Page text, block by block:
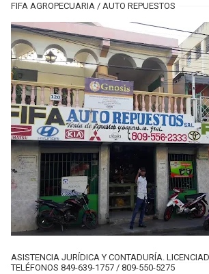
FIFA AGROPECUARIA / AUTO REPUESTOS
ASISTENCIA JURÍDICA Y CONTADURÍA.
TELÉFONOS 849-639-1757 / 809-550-5275